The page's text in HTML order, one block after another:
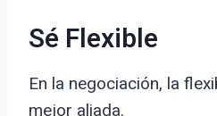
Sé Flexible
En la negociación, la
mejor aliada.